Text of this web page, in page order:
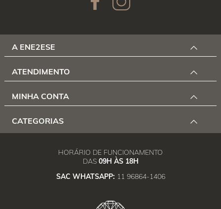
A ENE2ESE
ATENDIMENTO
MINHA CONTA
CATEGORIAS
HORÁRIO DE FUNCIONAMENTO
DAS 09H ÀS 18H
SAC WHATSAPP: 11 96864-1406